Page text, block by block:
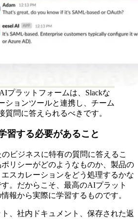
プラットフォームは、Slackな
ションツールと連携し、チーム
質問に答えられるべきです。
習する必要があること
ビジネスに特有の質問に答えるこ
リシーがどのようなものか、製品の
スカレーションをどう処理するかな
。だからこそ、最高のAIプラット
報から実際に学習するものです。
、社内ドキュメント、保存された返